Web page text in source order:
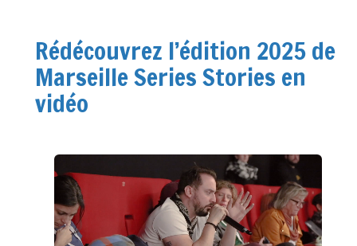
Rédécouvrez l’édition 2025 de
Marseille Series Stories en
vidéo